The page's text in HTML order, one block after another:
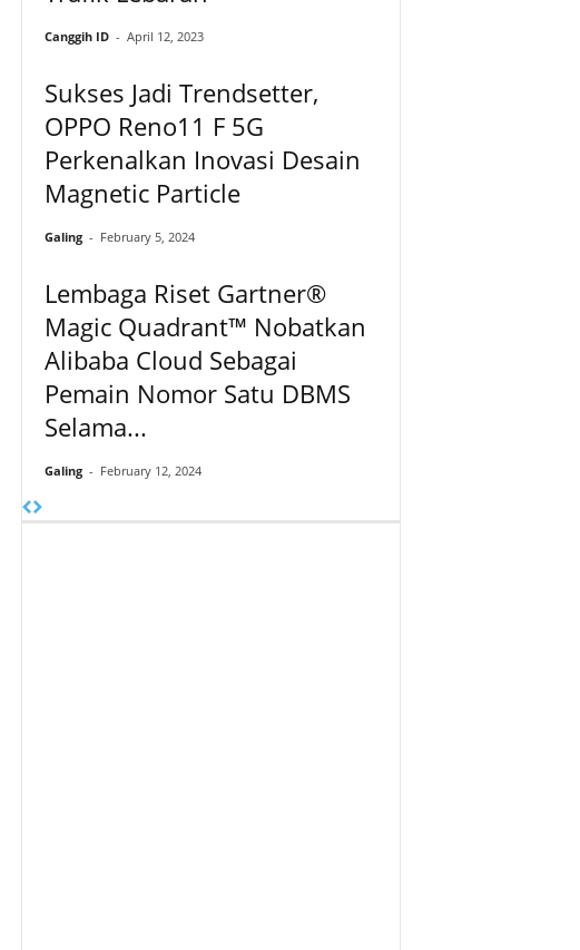
Canggih ID - April 12, 2023
Sukses Jadi Trendsetter,
OPPO Reno11 F 5G
Perkenalkan Inovasi Desain
Magnetic Particle
Galing - February 5, 2024
Lembaga Riset Gartner®
Magic Quadrant™ Nobatkan
Alibaba Cloud Sebagai
Pemain Nomor Satu DBMS
Selama...
Galing - February 12, 2024